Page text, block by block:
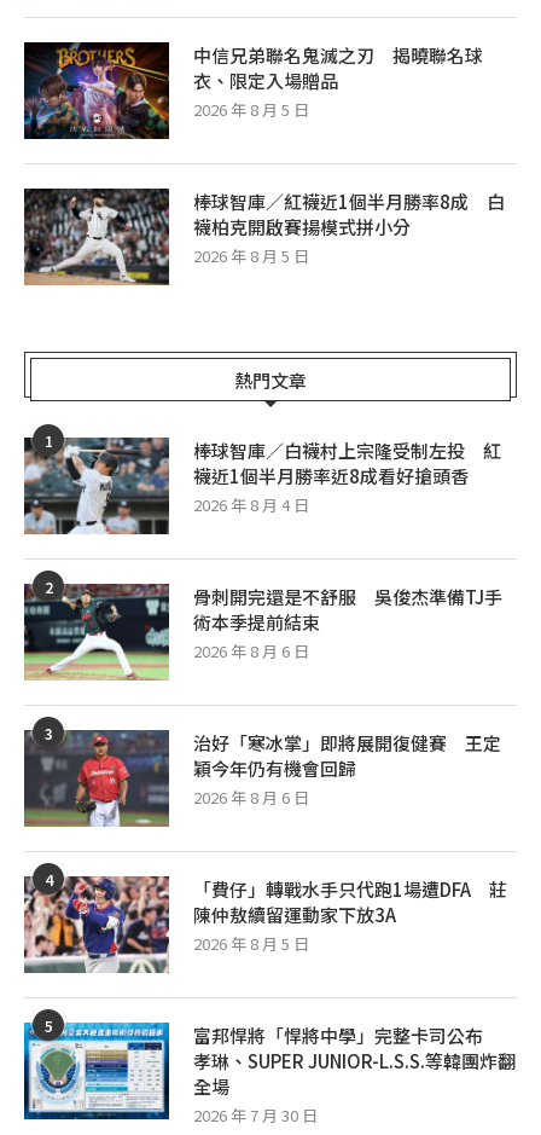
中信兄弟聯名鬼滅之刃 揭曉聯名球
衣、限定入場贈品
2026 年 8 月 5 日
棒球智庫／紅襪近1個半月勝率8成 白
襪柏克開啟賽揚模式拼小分
2026 年 8 月 5 日
熱門文章
1
棒球智庫／白襪村上宗隆受制左投 紅
襪近1個半月勝率近8成看好搶頭香
2026 年 8 月 4 日
2
骨刺開完還是不舒服 吳俊杰準備TJ手
術本季提前結束
2026 年 8 月 6 日
3
治好「寒冰掌」即將展開復健賽 王定
穎今年仍有機會回歸
2026 年 8 月 6 日
4
「費仔」轉戰水手只代跑1場遭DFA 莊
陳仲敖續留運動家下放3A
2026 年 8 月 5 日
5
富邦悍將「悍將中學」完整卡司公布
孝琳、SUPER JUNIOR-L.S.S.等韓團炸翻
全場
2026 年 7 月 30 日